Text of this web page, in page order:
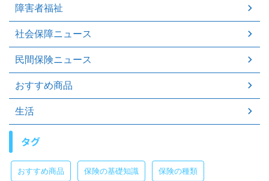
障害者福祉
社会保障ニュース
民間保険ニュース
おすすめ商品
生活
タグ
おすすめ商品 保険の基礎知識 保険の種類